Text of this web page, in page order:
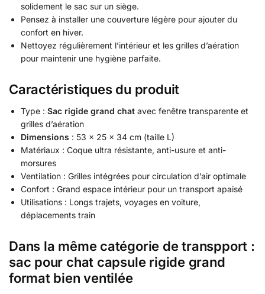
solidement le sac sur un siège.
Pensez à installer une couverture légère pour ajouter du
confort en hiver.
Nettoyez régulièrement l’intérieur et les grilles d’aération
pour maintenir une hygiène parfaite.
Caractéristiques du produit
Type : Sac rigide grand chat avec fenêtre transparente et
grilles d’aération
Dimensions : 53 × 25 × 34 cm (taille L)
Matériaux : Coque ultra résistante, anti-usure et anti-
morsures
Ventilation : Grilles intégrées pour circulation d’air optimale
Confort : Grand espace intérieur pour un transport apaisé
Utilisations : Longs trajets, voyages en voiture,
déplacements train
Dans la même catégorie de transpport :
sac pour chat capsule rigide grand
format bien ventilée